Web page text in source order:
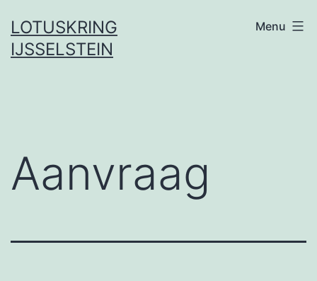
LOTUSKRING
IJSSELSTEIN
Menu
Aanvraag